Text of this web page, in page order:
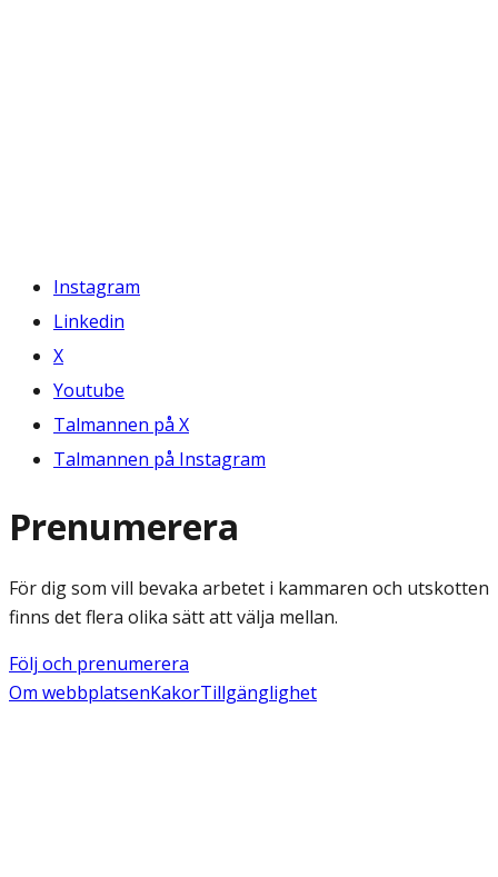
Instagram
Linkedin
X
Youtube
Talmannen på X
Talmannen på Instagram
Prenumerera
För dig som vill bevaka arbetet i kammaren och utskotten
finns det flera olika sätt att välja mellan.
Följ och prenumerera
Om webbplatsenKakorTillgänglighet